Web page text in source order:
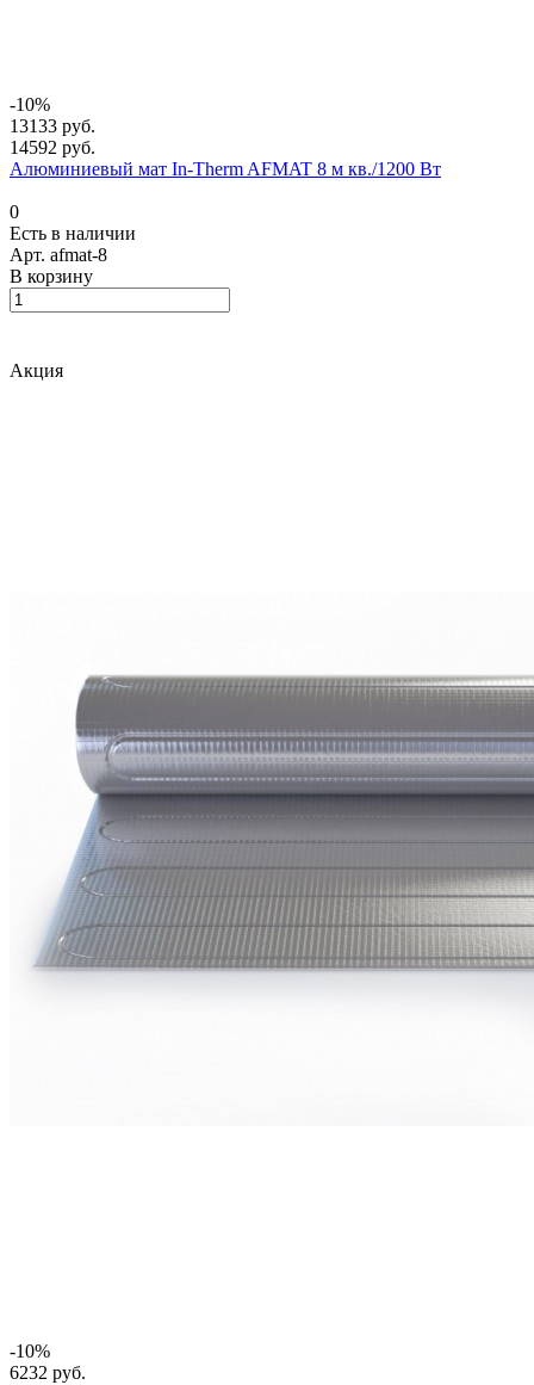
-10%
13133 руб.
14592 руб.
Алюминиевый мат In-Therm AFMAT 8 м кв./1200 Вт
0
Есть в наличии
Арт. afmat-8
В корзину
Акция
-10%
6232 руб.